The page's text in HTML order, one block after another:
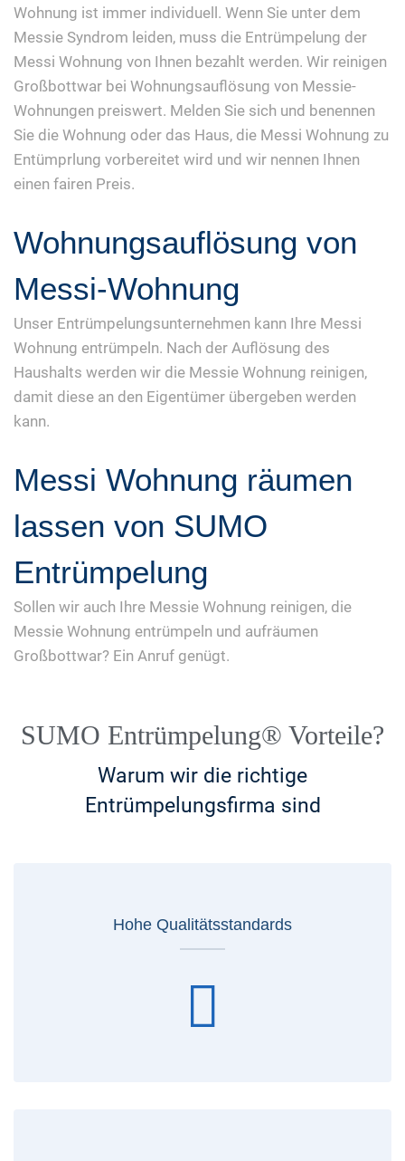
Wohnung ist immer individuell. Wenn Sie unter dem
Messie Syndrom leiden, muss die Entrümpelung der
Messi Wohnung von Ihnen bezahlt werden. Wir reinigen
Großbottwar bei Wohnungsauflösung von Messie-
Wohnungen preiswert. Melden Sie sich und benennen
Sie die Wohnung oder das Haus, die Messi Wohnung zu
Entümprlung vorbereitet wird und wir nennen Ihnen
einen fairen Preis.
Wohnungsauflösung von
Messi-Wohnung
Unser Entrümpelungsunternehmen kann Ihre Messi
Wohnung entrümpeln. Nach der Auflösung des
Haushalts werden wir die Messie Wohnung reinigen,
damit diese an den Eigentümer übergeben werden
kann.
Messi Wohnung räumen
lassen von SUMO
Entrümpelung
Sollen wir auch Ihre Messie Wohnung reinigen, die
Messie Wohnung entrümpeln und aufräumen
Großbottwar? Ein Anruf genügt.
SUMO Entrümpelung® Vorteile?
Warum wir die richtige
Entrümpelungsfirma sind
Hohe Qualitätsstandards